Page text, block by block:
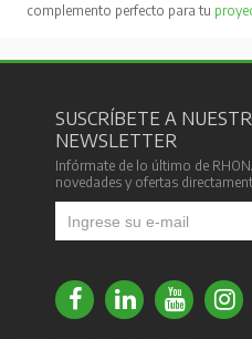
complemento perfecto para tu
SUSCRÍBETE A
NEWSLETTER
Infórmate de lo último de
novedades y ofertas